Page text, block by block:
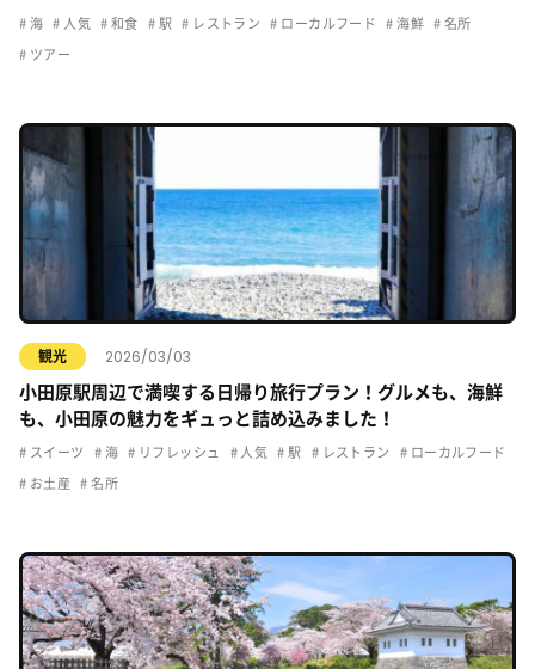
海 人気 和食 駅 レストラン ローカルフード 海鮮 名所
ツアー
観光 2026/03/03
小田原駅周辺で満喫する日帰り旅行プラン！グルメも、海鮮
も、小田原の魅力をギュっと詰め込みました！
スイーツ 海 リフレッシュ 人気 駅 レストラン ローカルフード
お土産 名所